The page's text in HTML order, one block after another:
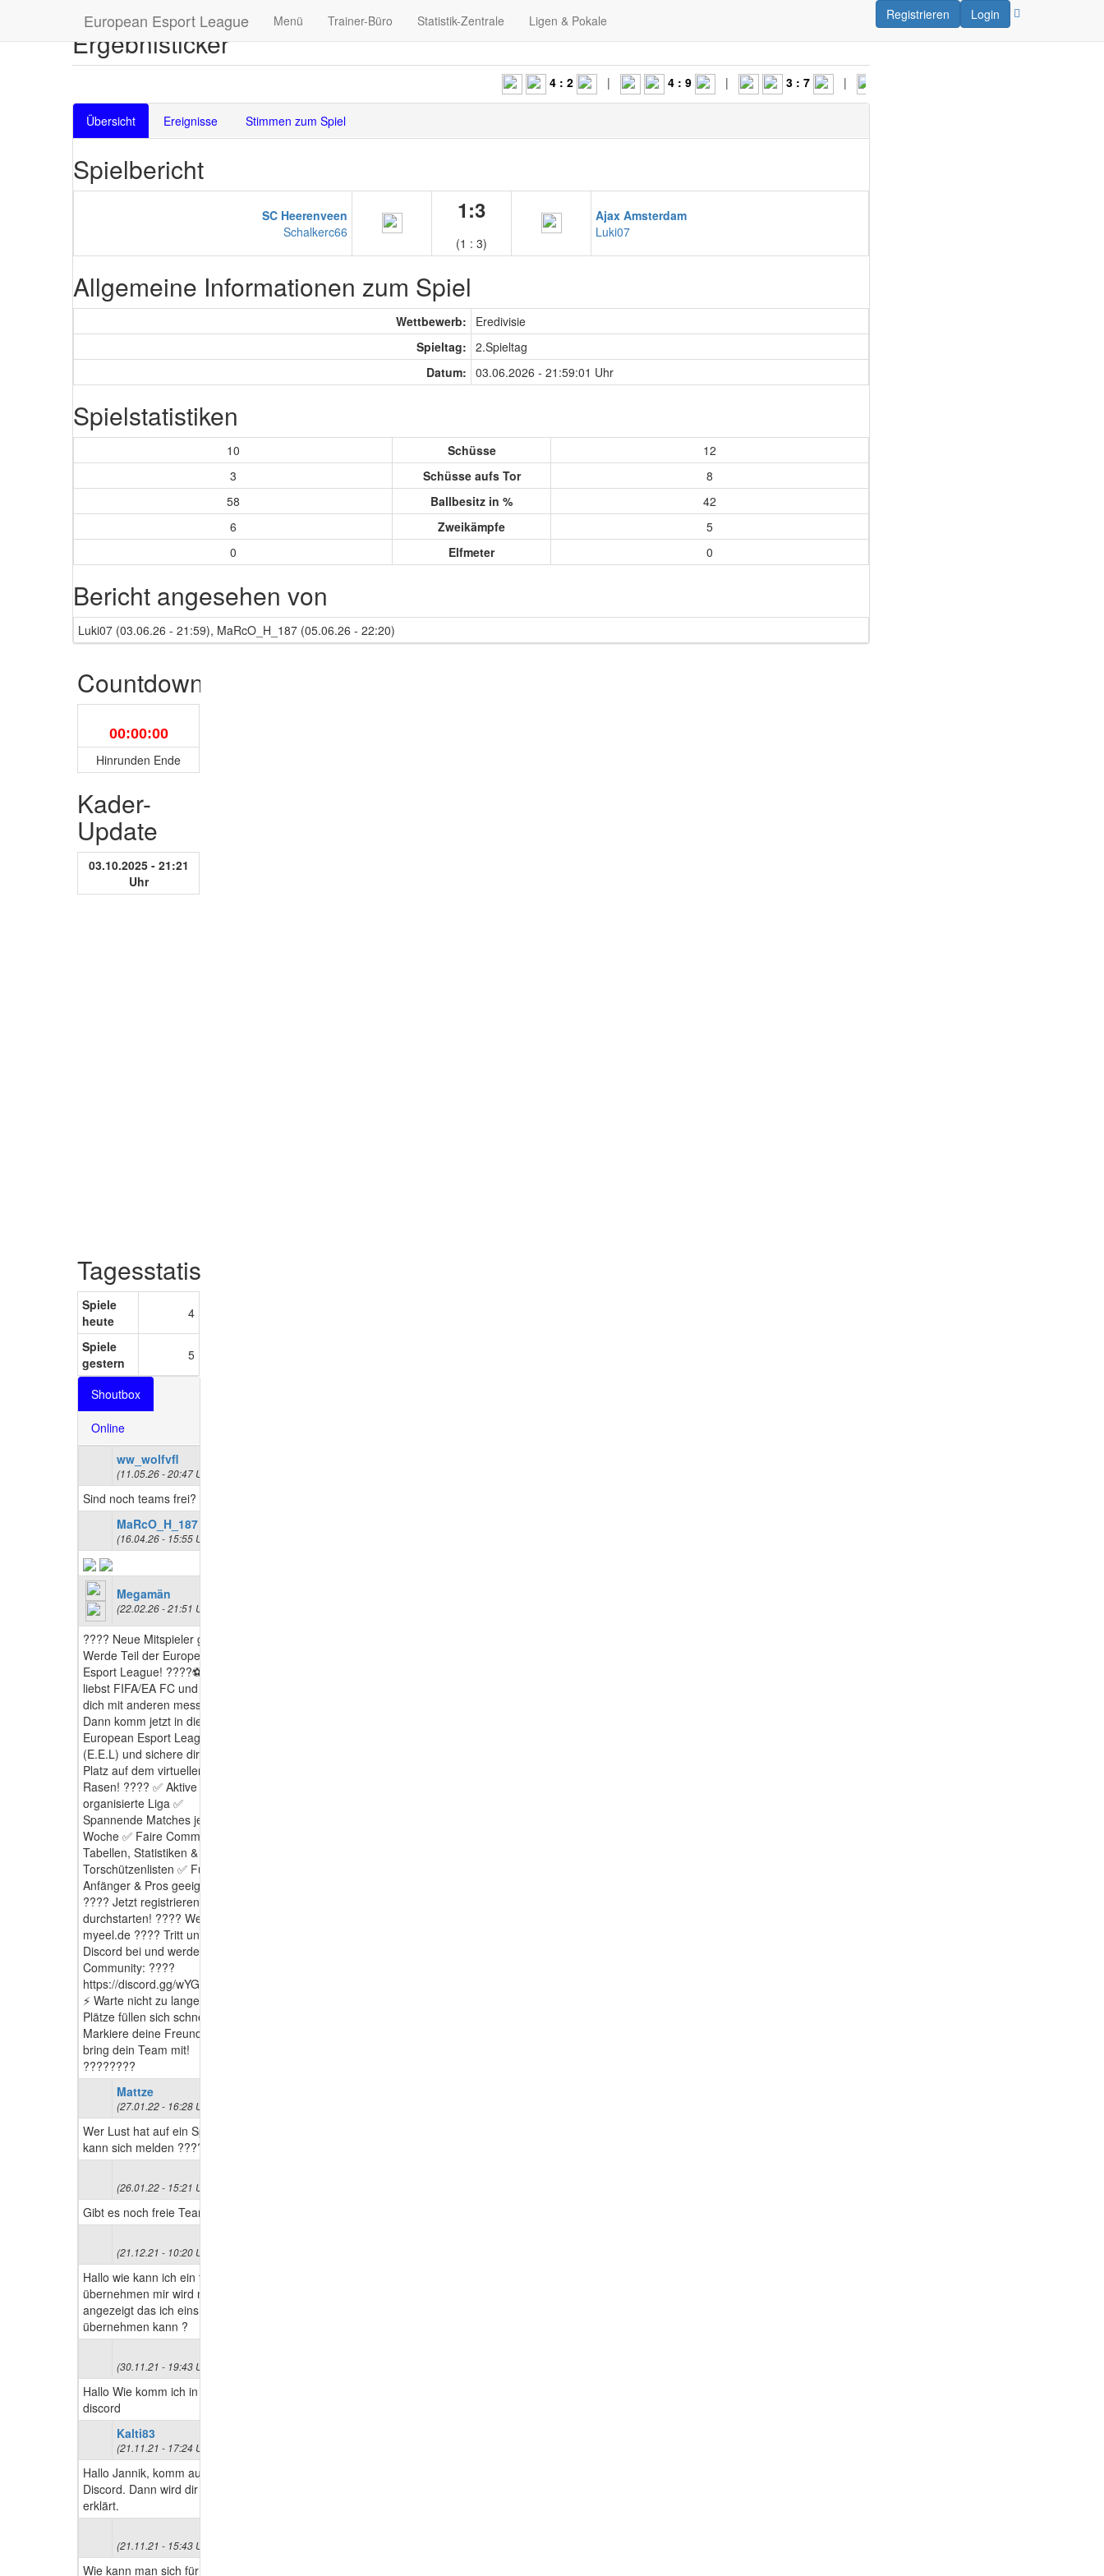
European Esport League Menü Trainer-Büro Statistik-Zentrale Ligen & Pokale Registrieren Login
Ergebnisticker
4 : 2 | 4 : 9 | 3 : 7 |
Übersicht Ereignisse Stimmen zum Spiel
Spielbericht
SC Heerenveen
Schalkerc66
1:3
(1 : 3)
Ajax Amsterdam
Luki07
Allgemeine Informationen zum Spiel
Wettbewerb:
Eredivisie
Spieltag: 2.Spieltag
Datum: 03.06.2026 - 21:59:01 Uhr
Spielstatistiken
10 Schüsse
12
3
Schüsse aufs Tor
8
58
Ballbesitz in %
42
6
Zweikämpfe
5
0
Elfmeter 0
Bericht angesehen von
Luki07 (03.06.26 - 21:59), MaRcO_H_187 (05.06.26 - 22:20)
Countdown
00:00:00
Hinrunden Ende
Kader-
Update
03.10.2025 - 21:21
Uhr
Tagesstatistiken
Spiele
heute
4
Spiele
gestern
5
Shoutbox
Online
ww_wolfvfl
(11.05.26 - 20:47 Uhr)
Sind noch teams frei?
MaRcO_H_187
(16.04.26 - 15:55 Uhr)
Megamän
(22.02.26 - 21:51 Uhr)
???? Neue Mitspieler gesucht!
Werde Teil der European
Esport League! ????⚽ Du
liebst FIFA/EA FC und willst
dich mit anderen messen?
Dann komm jetzt in die
European Esport League
(E.E.L) und sichere dir deinen
Platz auf dem virtuellen
Rasen! ???? ✅ Aktive &
organisierte Liga ✅
Spannende Matches jede
Woche ✅ Faire Community ✅
Tabellen, Statistiken &
Torschützenlisten ✅ Für
Anfänger & Pros geeignet
???? Jetzt registrieren und
durchstarten! ???? Website:
myeel.de ???? Tritt unserem
Discord bei und werde Teil der
Community: ????
https://discord.gg/wYGqKM44u
⚡ Warte nicht zu lange – die
Plätze füllen sich schnell!
Markiere deine Freunde und
bring dein Team mit!
????????
Mattze
(27.01.22 - 16:28 Uhr)
Wer Lust hat auf ein Spiel
kann sich melden ????
(26.01.22 - 15:21 Uhr)
Gibt es noch freie Teams?
(21.12.21 - 10:20 Uhr)
Hallo wie kann ich ein team
übernehmen mir wird nichts
angezeigt das ich eins
übernehmen kann ?
(30.11.21 - 19:43 Uhr)
Hallo Wie komm ich in den
discord
Kalti83
(21.11.21 - 17:24 Uhr)
Hallo Jannik, komm auf
Discord. Dann wird dir alles
erklärt.
(21.11.21 - 15:43 Uhr)
Wie kann man sich für eine